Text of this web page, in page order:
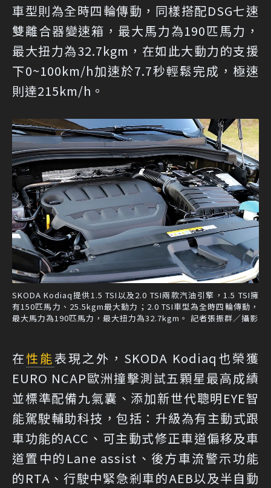
車型則為全時四輪傳動，同樣搭配DSG七速
雙離合器變速箱，最大馬力為190匹馬力，
最大扭力為32.7kgm，在如此大動力的支援
下0~100km/h加速於7.7秒輕鬆完成，極速
則達215km/h。
SKODA Kodiaq提供1.5 TSI以及2.0 TSI兩款汽油引擎，1.5 TSI擁
有150匹馬力、25.5kgm最大動力；2.0 TSI車型為全時四輪傳動，
最大馬力為190匹馬力，最大扭力為32.7kgm。 記者張振群／攝影
在性能表現之外，SKODA Kodiaq也榮獲
EURO NCAP歐洲撞擊測試五顆星最高成績
並標準配備九氣囊、添加新世代聰明EYE智
能駕駛輔助科技，包括：升級為有主動式跟
車功能的ACC、可主動式修正車道偏移及車
道置中的Lane assist、後方車流警示功能
的RTA、行駛中緊急剎車的AEB以及半自動